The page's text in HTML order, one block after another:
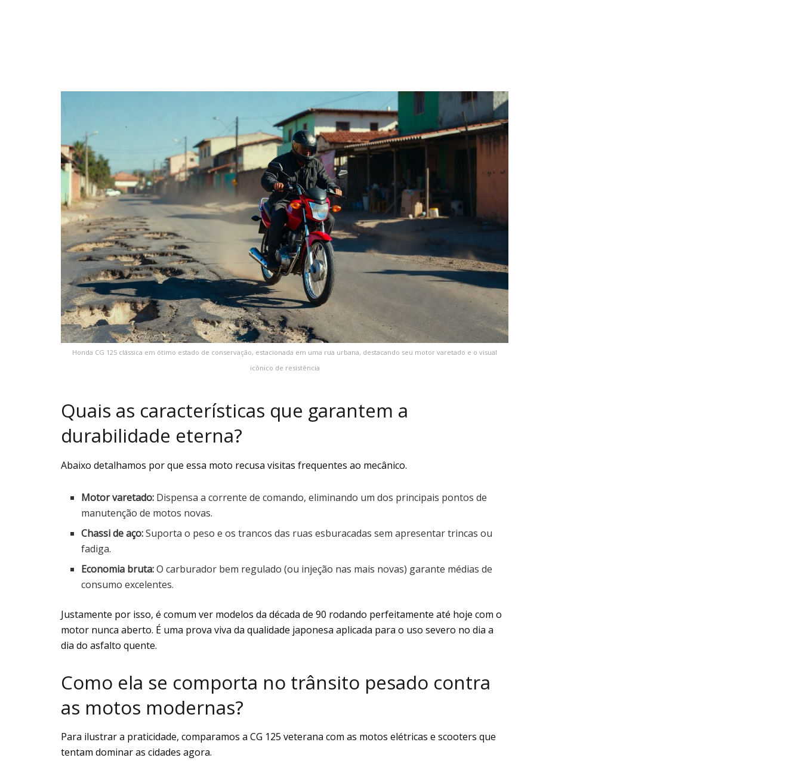
Honda CG 125 clássica em ótimo estado de conservação, estacionada em uma rua urbana, destacando seu motor varetado e o visual
icônico de resistência
Quais as características que garantem a
durabilidade eterna?
Abaixo detalhamos por que essa moto recusa visitas frequentes ao mecânico.
Motor varetado: Dispensa a corrente de comando, eliminando um dos principais pontos de
manutenção de motos novas.
Chassi de aço:Suporta o peso e os trancos das ruas esburacadas sem apresentar trincas ou
fadiga.
Economia bruta:O carburador bem regulado (ou injeção nas mais novas) garante médias de
consumo excelentes.
Justamente por isso, é comum ver modelos da década de 90 rodando perfeitamente até hoje com o
motor nunca aberto. É uma prova viva da qualidade japonesa aplicada para o uso severo no dia a
dia do asfalto quente.
Como ela se comporta no trânsito pesado contra
as motos modernas?
Para ilustrar a praticidade, comparamos a CG 125 veterana com as motos elétricas e scooters que
tentam dominar as cidades agora.